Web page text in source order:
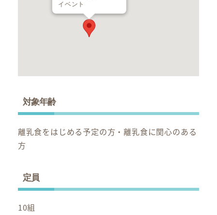
イベント
対象年齢
離乳食をはじめる予定の方・離乳食に関心のある
方
定員
10組